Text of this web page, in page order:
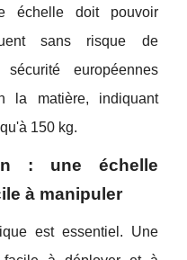
échelle doit pouvoir
sans risque de
européennes
la matière, indiquant
150 kg.
: une échelle
à manipuler
est essentiel. Une